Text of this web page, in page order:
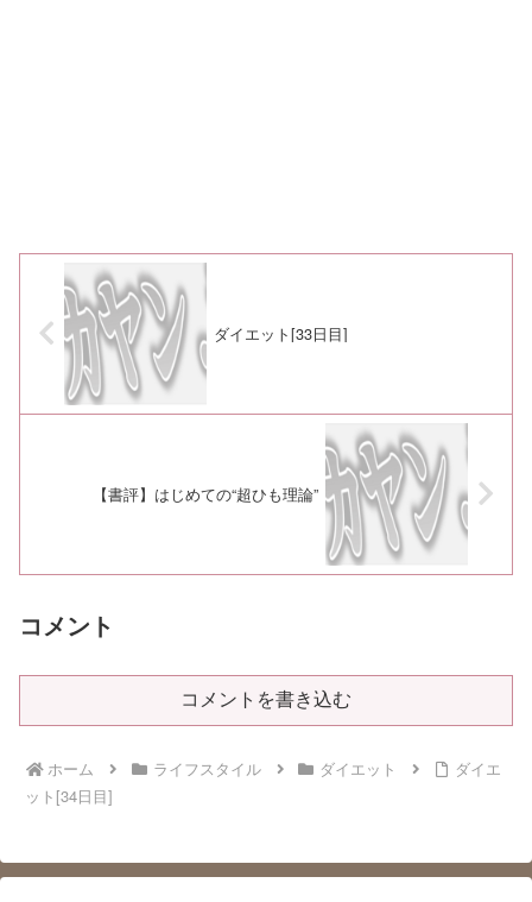
ダイエット[33日目]
【書評】はじめての“超ひも理論”
コメント
コメントを書き込む
ホーム ライフスタイル ダイエット
ダイエ
ット[34日目]